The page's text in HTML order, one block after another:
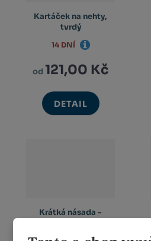
Kartáček na nehty,
tvrdý
od121,00 Kč
DETAIL
14 DNÍ
Krátká násada -